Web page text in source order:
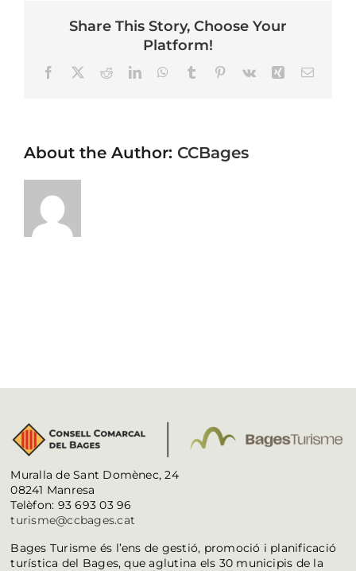
Share This Story, Choose Your
Platform!
FacebookRedditLinkedInWhatsApp
TumblrPinterest
Vk XingEmail
About the Author: CCBages
Muralla de Sant Domènec, 24
08241 Manresa
Telèfon: 93 693 03 96
turisme@ccbages.cat
Bages Turisme és l’ens de gestió, promoció i planificació
turística del Bages, que aglutina els 30 municipis de la